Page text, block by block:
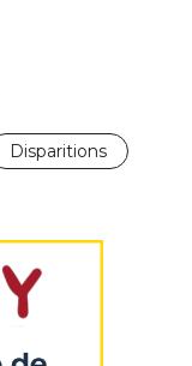
Disparitions